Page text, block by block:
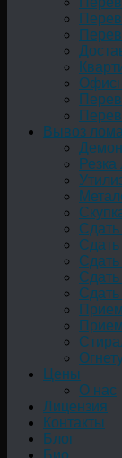
Вывоз лома
Сдать
Сдать
Сдать
Цены
О нас
Лицензия
Контакты
Блог
Био